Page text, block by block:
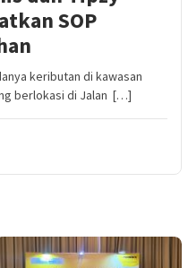
SOP
keributan di kawasan
berlokasi di Jalan […]